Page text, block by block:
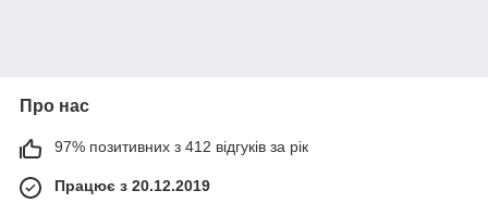
Про нас
97% позитивних з 412 відгуків за рік
Працює з 20.12.2019